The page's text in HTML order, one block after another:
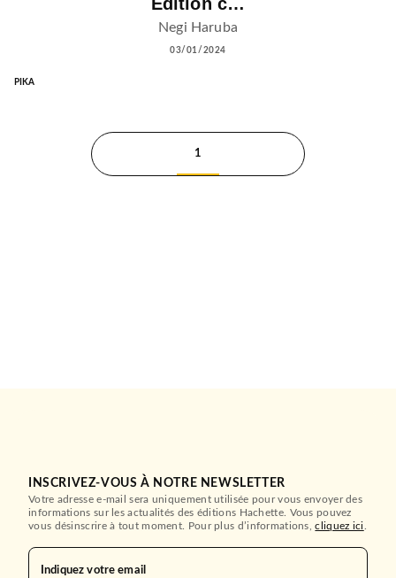
Negi Haruba
03/01/2024
PIKA
1
INSCRIVEZ-VOUS À NOTRE NEWSLETTER
Votre adresse e-mail sera uniquement utilisée pour vous envoyer des
informations sur les actualités des éditions Hachette. Vous pouvez
vous désinscrire à tout moment. Pour plus d’informations,cliquez ici.
Indiquez votre email